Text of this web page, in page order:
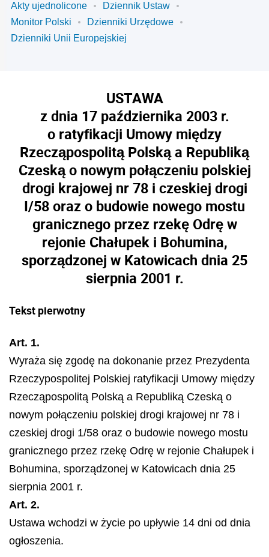
Akty ujednolicone
Dziennik Ustaw
Monitor Polski
Dzienniki Urzędowe
Dzienniki Unii Europejskiej
USTAWA
z dnia 17 października 2003 r.
o ratyfikacji Umowy między
Rzecząpospolitą Polską a Republiką
Czeską o nowym połączeniu polskiej
drogi krajowej nr 78 i czeskiej drogi
I/58 oraz o budowie nowego mostu
granicznego przez rzekę Odrę w
rejonie Chałupek i Bohumina,
sporządzonej w Katowicach dnia 25
sierpnia 2001 r.
Tekst pierwotny
Art. 1.
Wyraża się zgodę na dokonanie przez Prezydenta
Rzeczypospolitej Polskiej ratyfikacji Umowy między
Rzecząpospolitą Polską a Republiką Czeską o
nowym połączeniu polskiej drogi krajowej nr 78 i
czeskiej drogi 1/58 oraz o budowie nowego mostu
granicznego przez rzekę Odrę w rejonie Chałupek i
Bohumina, sporządzonej w Katowicach dnia 25
sierpnia 2001 r.
Art. 2.
Ustawa wchodzi w życie po upływie 14 dni od dnia
ogłoszenia.